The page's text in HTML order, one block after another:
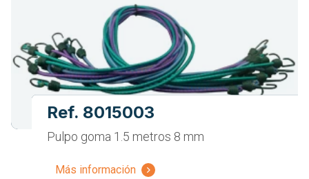
Ref. 8015003
Pulpo goma 1.5 metros 8 mm
Más información